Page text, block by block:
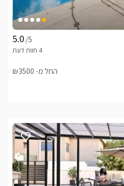
/5
החל מ- ₪3500